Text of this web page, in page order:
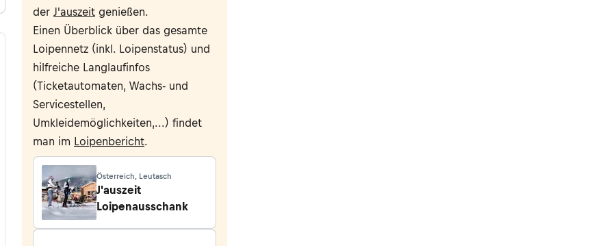
der J'auszeit genießen.
Einen Überblick über das gesamte
Loipennetz (inkl. Loipenstatus) und
hilfreiche Langlaufinfos
(Ticketautomaten, Wachs- und
Servicestellen,
Umkleidemöglichkeiten,...) findet
man im Loipenbericht.
Österreich, Leutasch
J'auszeit
Loipenausschank